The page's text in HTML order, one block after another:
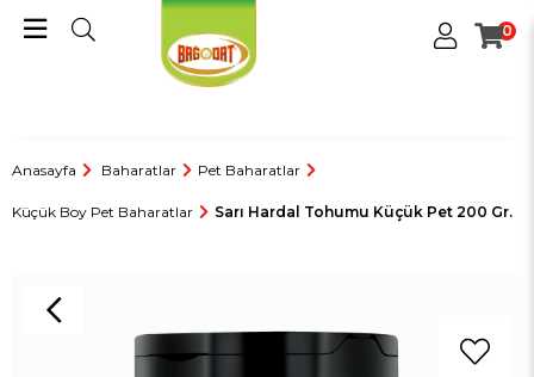
0
Anasayfa Baharatlar Pet Baharatlar
Küçük Boy Pet Baharatlar Sarı Hardal Tohumu Küçük Pet 200 Gr.